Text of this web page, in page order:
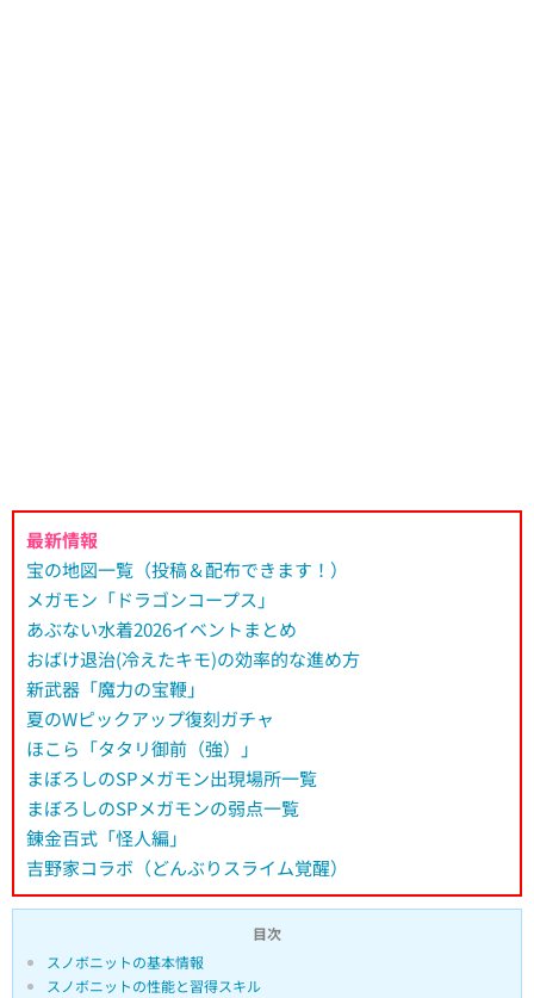
最新情報
宝の地図一覧（投稿＆配布できます！）
メガモン「ドラゴンコープス」
あぶない水着2026イベントまとめ
おばけ退治(冷えたキモ)の効率的な進め方
新武器「魔力の宝鞭」
夏のWピックアップ復刻ガチャ
ほこら「タタリ御前（強）」
まぼろしのSPメガモン出現場所一覧
まぼろしのSPメガモンの弱点一覧
錬金百式「怪人編」
吉野家コラボ（どんぶりスライム覚醒）
目次
スノボニットの基本情報
スノボニットの性能と習得スキル